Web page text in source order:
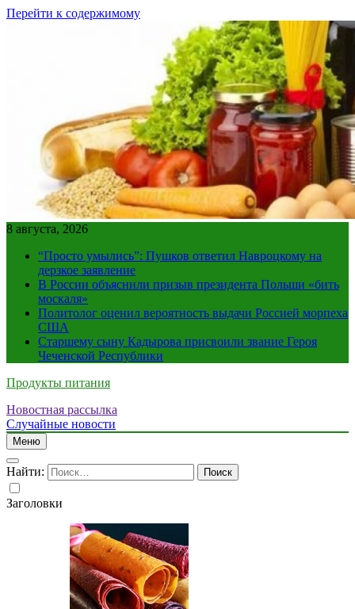
Перейти к содержимому
8 августа, 2026
“Просто умылись”: Пушков ответил Навроцкому на
дерзкое заявление
В России объяснили призыв президента Польши «бить
москаля»
Политолог оценил вероятность выдачи Россией морпеха
США
Старшему сыну Кадырова присвоили звание Героя
Чеченской Республики
Продукты питания
Новостная рассылка
Случайные новости
Меню
Найти:
Заголовки